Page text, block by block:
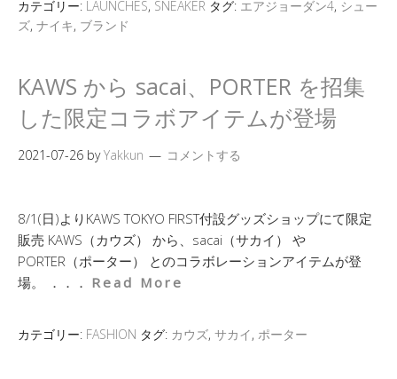
カテゴリー: LAUNCHES, SNEAKER タグ: エアジョーダン4, シュー
ズ, ナイキ, ブランド
KAWS から sacai、PORTER を招集
した限定コラボアイテムが登場
2021-07-26 byYakkun コメントする
8/1(日)よりKAWS TOKYO FIRST付設グッズショップにて限定
販売 KAWS（カウズ） から、sacai（サカイ） や
PORTER（ポーター） とのコラボレーションアイテムが登
場。 ．．． Read More
カテゴリー: FASHION タグ: カウズ, サカイ, ポーター